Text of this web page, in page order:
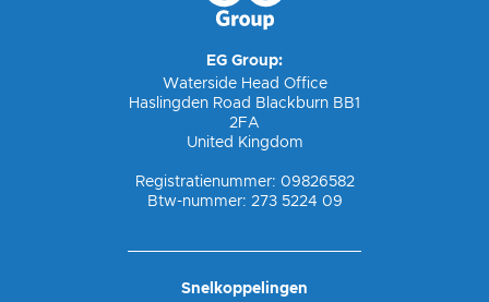
EG Group:
Waterside Head Office
Haslingden Road Blackburn BB1
2FA
United Kingdom
Registratienummer: 09826582
Btw-nummer: 273 5224 09
Snelkoppelingen